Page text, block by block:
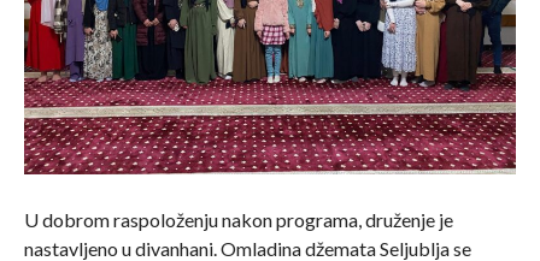
U dobrom raspoloženju nakon programa, druženje je
nastavljeno u divanhani. Omladina džemata Seljublja se